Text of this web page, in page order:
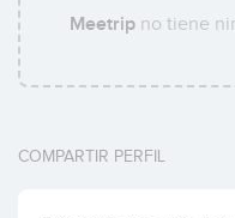
Meetripno tiene
COMPARTIR PERFIL